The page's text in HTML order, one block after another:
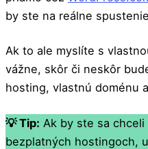
by ste na reálne
Ak to ale myslíte s
vážne, skôr či neskôr
hosting, vlastnú doménu
💡 Tip: Ak by ste sa
bezplatných hostingoch,